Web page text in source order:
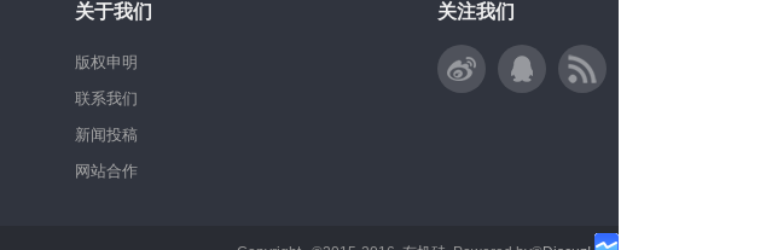
关于我们
版权申明
联系我们
新闻投稿
网站合作
关注我们